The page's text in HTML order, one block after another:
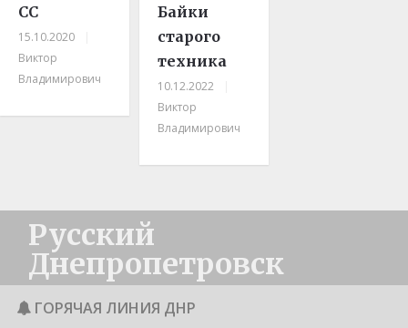
СС
15.10.2020
Виктор
Владимирович
Байки
старого
техника
10.12.2022
Виктор
Владимирович
Русский
Днепропетровск
ГОРЯЧАЯ ЛИНИЯ ДНР